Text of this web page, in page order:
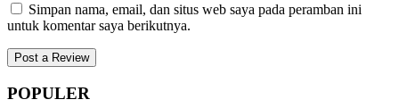
Simpan nama, email, dan situs web saya pada peramban ini
untuk komentar saya berikutnya.
POPULER